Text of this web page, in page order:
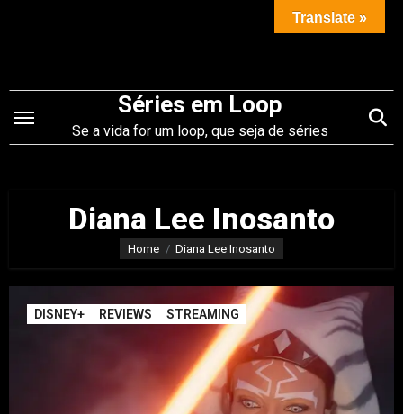
conteúdo
Séries em Loop
Se a vida for um loop, que seja de séries
Diana Lee Inosanto
Home Diana Lee Inosanto
DISNEY+ REVIEWS STREAMING
Translate »